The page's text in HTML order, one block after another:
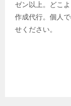
ゼン以上。どこ
作成代行。個人
せください。